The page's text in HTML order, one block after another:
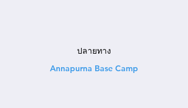
ปลายทาง
Annapurna Base Camp